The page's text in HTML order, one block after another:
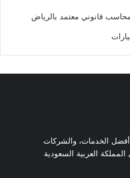
قانوني معتمد بالرياض
أفضل الخدمات، والشركات
العربية السعودية